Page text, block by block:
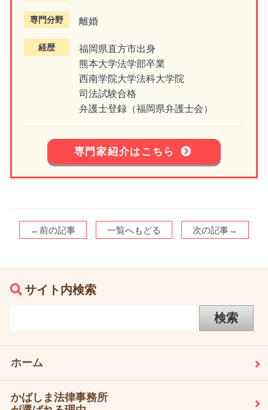
専門分野 離婚
経歴
福岡県直方市出身
熊本大学法学部卒業
西南学院大学法科大学院
司法試験合格
弁護士登録（福岡県弁護士会）
専門家紹介はこちら
←前の記事 一覧へもどる 次の記事→
サイト内検索
ホーム
かばしま法律事務所